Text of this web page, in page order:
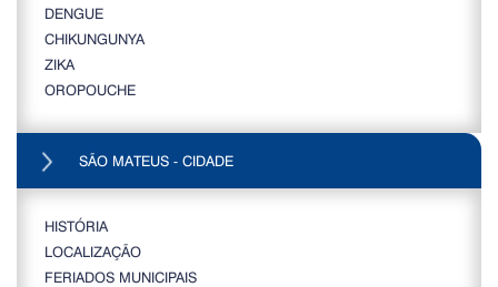
DENGUE
CHIKUNGUNYA
ZIKA
OROPOUCHE
SÃO MATEUS - CIDADE
HISTÓRIA
LOCALIZAÇÃO
FERIADOS MUNICIPAIS